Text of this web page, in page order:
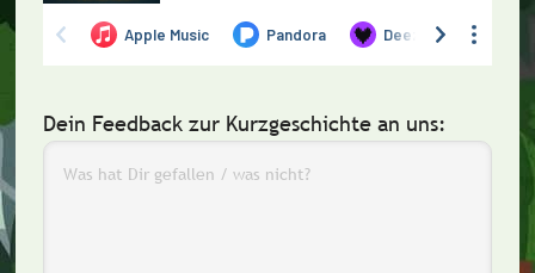
Dein Feedback zur Kurzgeschichte an uns: